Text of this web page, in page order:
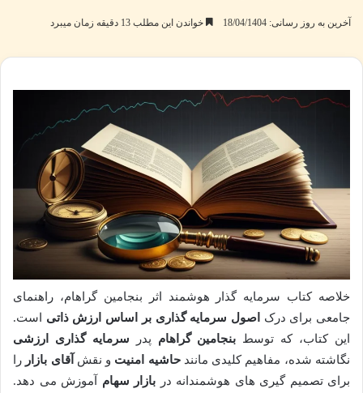
آخرین به روز رسانی: 18/04/1404 خواندن این مطلب 13 دقیقه زمان میبرد
خلاصه کتاب سرمایه گذار هوشمند اثر بنجامین گراهام، راهنمای
جامعی برای درک
اصول سرمایه گذاری بر اساس ارزش ذاتی است.
این کتاب، که توسط بنجامین گراهام پدر سرمایه گذاری ارزشی
نگاشته شده، مفاهیم کلیدی مانندحاشیه امنیت و نقش آقای بازار را
برای تصمیم گیری های هوشمندانه در بازار سهام آموزش می دهد.